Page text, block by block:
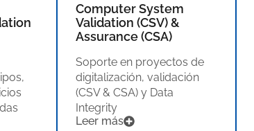
Computer System
Validation (CSV) &
Assurance (CSA)
Soporte en proyectos de
digitalización, validación
(CSV & CSA) y Data
Integrity
Leer más